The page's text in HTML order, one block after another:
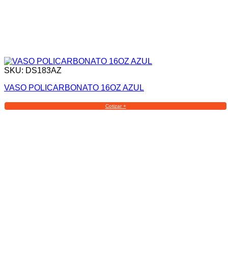
SKU: DS183AZ
VASO POLICARBONATO 16OZ AZUL
Cotizar +